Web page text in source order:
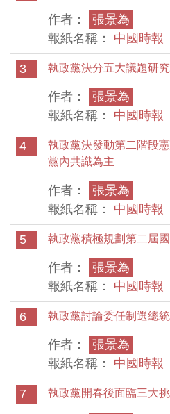
作者：
張景為
報紙名稱： 中國時報
3 執政黨決分五大議題研
作者：
張景為
報紙名稱： 中國時報
4
執政黨決發動第二階段
黨內共識為主
作者：
張景為
報紙名稱： 中國時報
5 執政黨積極規劃第二屆
作者：
張景為
報紙名稱： 中國時報
6 執政黨討論委任制選總
作者：
張景為
報紙名稱： 中國時報
7 執政黨開春後面臨三大